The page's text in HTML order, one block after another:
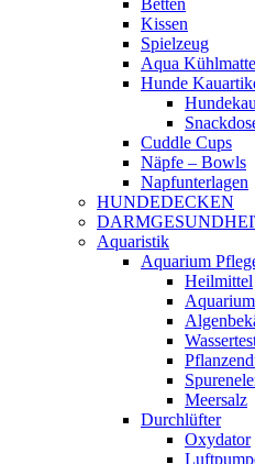
Betten
Kissen
Spielzeug
Aqua
Hunde
Cuddle Cups
Näpfe – Bowls
Napfunterlagen
HUNDEDECKEN
Aquaristik
Aquarium
Heilmittel
Meersalz
Durchlüfter
Oxydator